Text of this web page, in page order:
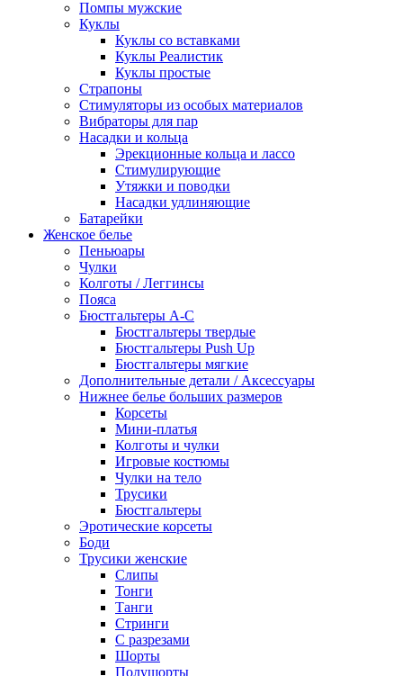
Помпы мужские
Куклы
Куклы со вставками
Куклы Реалистик
Куклы простые
Страпоны
Стимуляторы из особых материалов
Вибраторы для пар
Насадки и кольца
Эрекционные кольца и лассо
Стимулирующие
Утяжки и поводки
Насадки удлиняющие
Батарейки
Женское белье
Пеньюары
Чулки
Колготы / Леггинсы
Пояса
Бюстгальтеры А-С
Бюстгальтеры твердые
Бюстгальтеры Push Up
Бюстгальтеры мягкие
Дополнительные детали / Аксессуары
Нижнее белье больших размеров
Корсеты
Мини-платья
Колготы и чулки
Игровые костюмы
Чулки на тело
Трусики
Бюстгальтеры
Эротические корсеты
Боди
Трусики женские
Слипы
Тонги
Танги
Стринги
С разрезами
Шорты
Полушорты